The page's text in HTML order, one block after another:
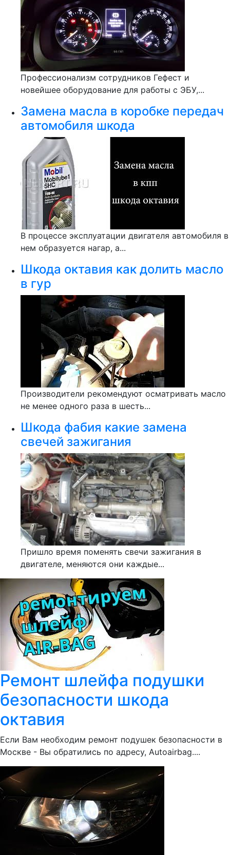
Профессионализм сотрудников Гефест и
новейшее оборудование для работы с ЭБУ,...
Замена масла в коробке передач
автомобиля шкода
В процессе эксплуатации двигателя автомобиля в
нем образуется нагар, а...
Шкода октавия как долить масло
в гур
Производители рекомендуют осматривать масло
не менее одного раза в шесть...
Шкода фабия какие замена
свечей зажигания
Пришло время поменять свечи зажигания в
двигателе, меняются они каждые...
Ремонт шлейфа подушки
безопасности шкода
октавия
Если Вам необходим ремонт подушек безопасности в
Москве - Вы обратились по адресу, Autoairbag....